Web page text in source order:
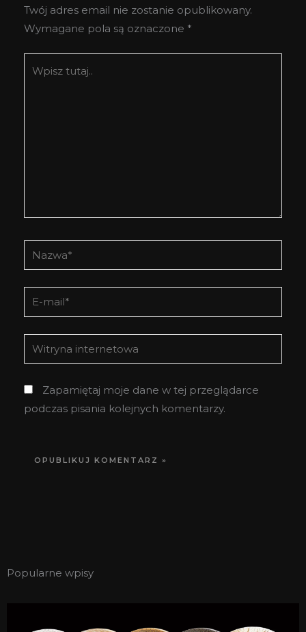
Twój adres email nie zostanie opublikowany.
Wymagane pola są oznaczone *
tutaj..
Nazwa*
E-
mail*
Witryna
internetowa
Zapamiętaj moje dane w tej przeglądarce
podczas pisania kolejnych komentarzy.
Popularne wpisy